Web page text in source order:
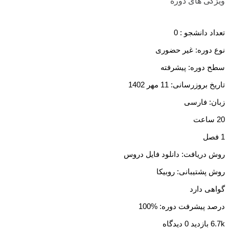
تعداد دانشجو : 0
نوع دوره: غیر حضوری
سطح دوره: پیشرفته
تاریخ بروزرسانی: 11 مهر 1402
زبان: فارسی
20 ساعت
1 فصل
روش دریافت: دانلود فایل دروس
روش پشتیبانی: روبیکا
گواهی دارد
درصد پیشرفت دوره: %100
6.7k بازدید